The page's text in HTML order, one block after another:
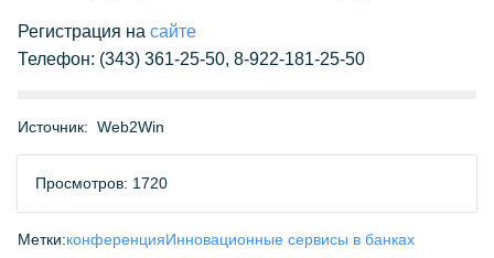
Регистрация на сайте
Телефон: (343) 361-25-50, 8-922-181-25-50
Источник: Web2Win
Просмотров: 1720
Метки:конференцияИнновационные сервисы в банках